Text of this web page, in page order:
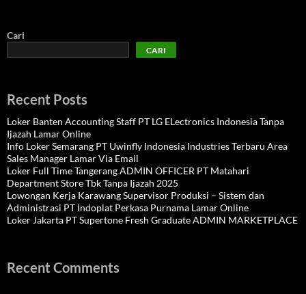
Cari
CARI
Recent Posts
Loker Banten Accounting Staff PT LG ELectronics Indonesia Tanpa
Ijazah Lamar Online
Info Loker Semarang PT Uwinfly Indonesia Industries Terbaru Area
Sales Manager Lamar Via Email
Loker Full Time Tangerang ADMIN OFFICER PT Matahari
Department Store Tbk Tanpa Ijazah 2025
Lowongan Kerja Karawang Supervisor Produksi – Sistem dan
Administrasi PT Indoplat Perkasa Purnama Lamar Online
Loker Jakarta PT Supertone Fresh Graduate ADMIN MARKETPLACE
Recent Comments